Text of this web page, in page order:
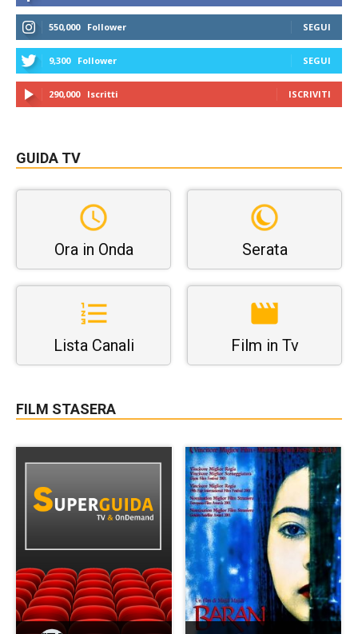
550,000 Follower SEGUI
9,300 Follower SEGUI
290,000 Iscritti ISCRIVITI
GUIDA TV
Ora in Onda Serata
Lista Canali Film in Tv
FILM STASERA